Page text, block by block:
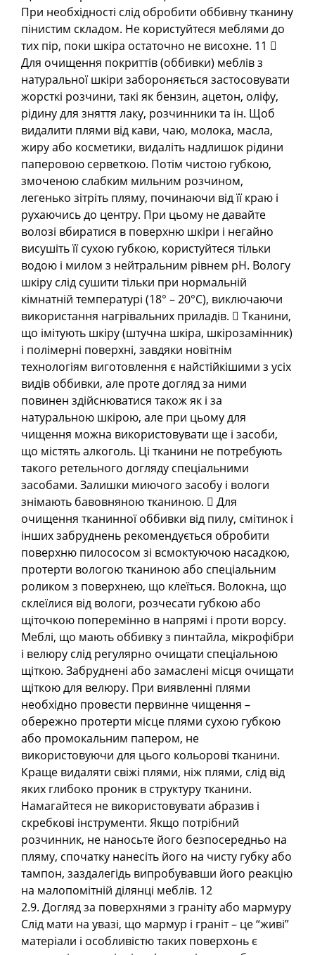
При необхідності слід обробити оббивну тканину
пінистим складом. Не користуйтеся меблями до
тих пір, поки шкіра остаточно не висохне. 11 
Для очищення покриттів (оббивки) меблів з
натуральної шкіри забороняється застосовувати
жорсткі розчини, такі як бензин, ацетон, оліфу,
рідину для зняття лаку, розчинники та ін. Щоб
видалити плями від кави, чаю, молока, масла,
жиру або косметики, видаліть надлишок рідини
паперовою серветкою. Потім чистою губкою,
змоченою слабким мильним розчином,
легенько зітріть пляму, починаючи від її краю і
рухаючись до центру. При цьому не давайте
волозі вбиратися в поверхню шкіри і негайно
висушіть її сухою губкою, користуйтеся тільки
водою і милом з нейтральним рівнем pH. Вологу
шкіру слід сушити тільки при нормальній
кімнатній температурі (18° – 20°С), виключаючи
використання нагрівальних приладів.  Тканини,
що імітують шкіру (штучна шкіра, шкірозамінник)
і полімерні поверхні, завдяки новітнім
технологіям виготовлення є найстійкішими з усіх
видів оббивки, але проте догляд за ними
повинен здійснюватися також як і за
натуральною шкірою, але при цьому для
чищення можна використовувати ще і засоби,
що містять алкоголь. Ці тканини не потребують
такого ретельного догляду спеціальними
засобами. Залишки миючого засобу і вологи
знімають бавовняною тканиною.  Для
очищення тканинної оббивки від пилу, смітинок і
інших забруднень рекомендується обробити
поверхню пилососом зі всмоктуючою насадкою,
протерти вологою тканиною або спеціальним
роликом з поверхнею, що клеїться. Волокна, що
склеїлися від вологи, розчесати губкою або
щіточкою поперемінно в напрямі і проти ворсу.
Меблі, що мають оббивку з пинтайла, мікрофібри
і велюру слід регулярно очищати спеціальною
щіткою. Забруднені або замаслені місця очищати
щіткою для велюру. При виявленні плями
необхідно провести первинне чищення –
обережно протерти місце плями сухою губкою
або промокальним папером, не
використовуючи для цього кольорові тканини.
Краще видаляти свіжі плями, ніж плями, слід від
яких глибоко проник в структуру тканини.
Намагайтеся не використовувати абразив і
скребкові інструменти. Якщо потрібний
розчинник, не наносьте його безпосередньо на
пляму, спочатку нанесіть його на чисту губку або
тампон, заздалегідь випробувавши його реакцію
на малопомітній ділянці меблів. 12
2.9. Догляд за поверхнями з граніту або мармуру
Слід мати на увазі, що мармур і граніт – це “живі”
матеріали і особливістю таких поверхонь є